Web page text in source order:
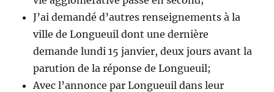
J’ai demandé d’autres renseignements à la
ville de Longueuil dont une dernière
demande lundi 15 janvier, deux jours avant la
parution de la réponse de Longueuil;
Avec l’annonce par Longueuil dans leur